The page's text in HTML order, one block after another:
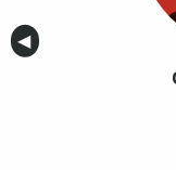
Anterior
◀︎